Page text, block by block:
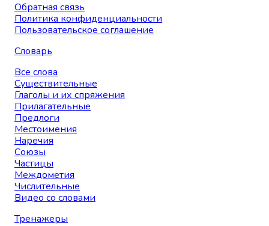
Обратная связь
Политика конфиденциальности
Пользовательское соглашение
Словарь
Все слова
Существительные
Глаголы и их спряжения
Прилагательные
Предлоги
Местоимения
Наречия
Союзы
Частицы
Междометия
Числительные
Видео со словами
Тренажеры